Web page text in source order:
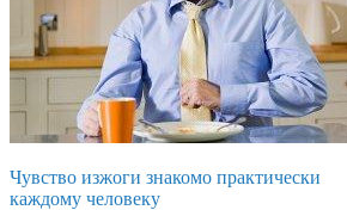
Чувство изжоги знакомо практически
каждому человеку